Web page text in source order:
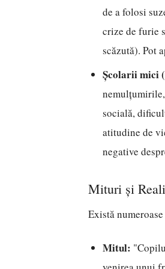
de a folosi
crize de furie
scăzută). Pot
Școlarii mici
socială,
atitudine de
negative
Mituri și
Există
Mitul: